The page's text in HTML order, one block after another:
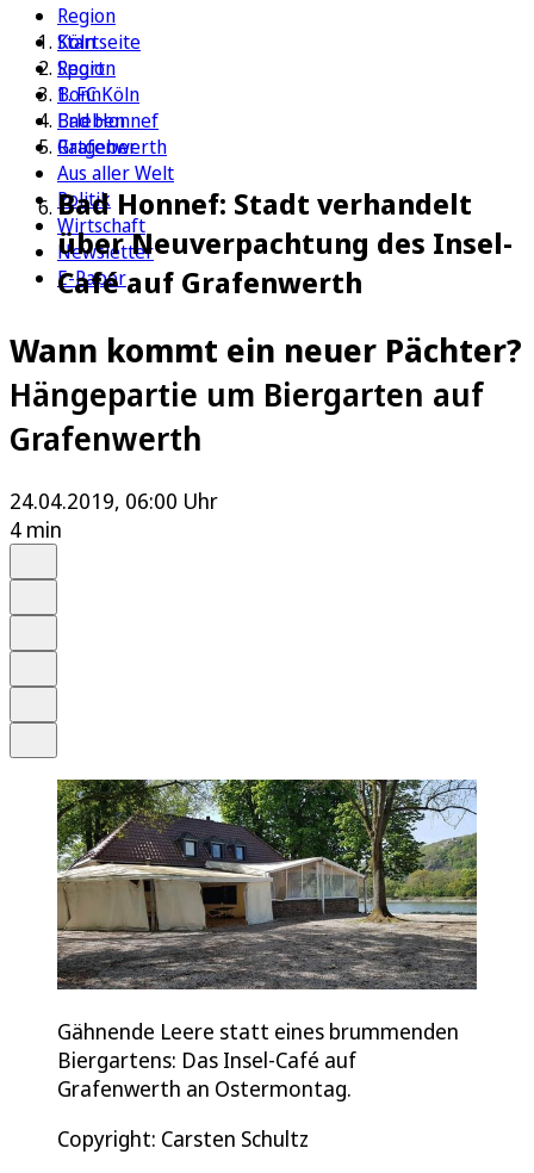
Region
Köln
Sport
1. FC Köln
Erleben
Ratgeber
Aus aller Welt
Politik
Wirtschaft
Newsletter
E-Paper
Startseite
Region
Bonn
Bad Honnef
Grafenwerth
Bad Honnef: Stadt verhandelt
über Neuverpachtung des Insel-
Café auf Grafenwerth
Wann kommt ein neuer Pächter?
Hängepartie um Biergarten auf
Grafenwerth
24.04.2019, 06:00 Uhr
4 min
Gähnende Leere statt eines brummenden
Biergartens: Das Insel-Café auf
Grafenwerth an Ostermontag.
Copyright: Carsten Schultz